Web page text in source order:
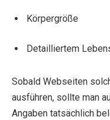
Körpergröße
Detailliertem
Sobald Webseiten
ausführen, sollte man
Angaben tatsächlich